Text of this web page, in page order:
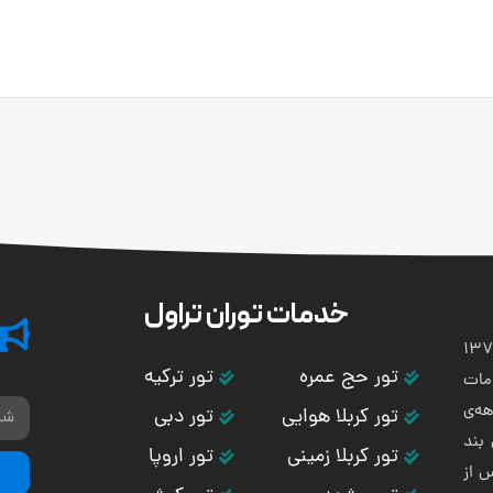
توران باستان در سال 1373
از
خدمات توران تراول
تور حج عمره
تور کربلا هوایی
تور کربلا زمینی
تور ترکیه
تور دبی
تور اروپا